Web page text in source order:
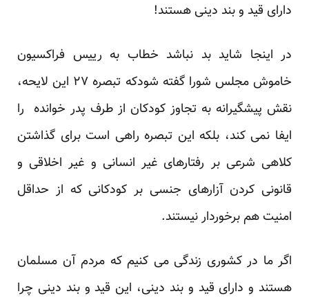
دارای قید و بند دینی هستند!
در اینجا شاید بد نباشد خطاب به رییس فراکسیون
خاموش مجلس شورا گفته شودکه تبصره ۲۷ این لایحه،
نقش پیشگیرانه به تجاوز کودکان از طرف پدر خوانده را
ایفا نمی کند، بلکه این تبصره راهی است برای گذاشتن
کلاهی شرعی بر رفتارهای غیر انسانی و غیر اخلاقی و
قانونی کردن آزارهای جنسی بر کودکانی که از حداقل
امنیت هم برخوردار نیستند.
اگر ما در کشوری زندگی می کنیم که مردم آن مسلمان
هستند و دارای قید و بند دینی، این قید و بند دینی چرا